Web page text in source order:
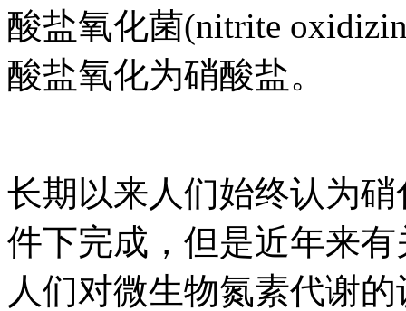
酸盐氧化菌(nitrite
酸盐氧化为硝酸盐。
长期以来人们始终认为
件下完成，但是近年来
人们对微生物氮素代谢